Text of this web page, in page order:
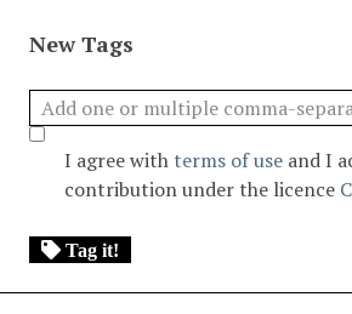
New Tags
I agree with terms of use and I
contribution under the licence
Tag it!